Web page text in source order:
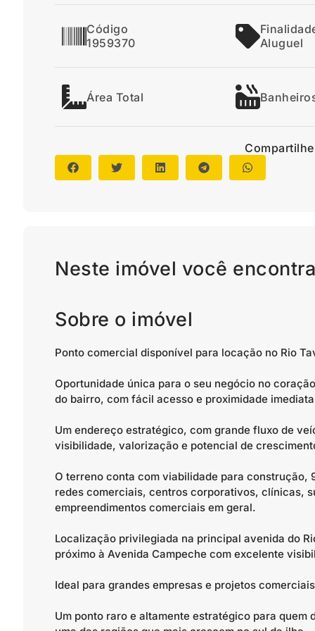
Código
1959370
Aluguel
Área Total
Neste imóvel você
Sobre o imóvel
Ponto comercial disponível para locação no Rio
Oportunidade única para o seu negócio no
do bairro, com fácil acesso e proximidade
Um endereço estratégico, com grande fluxo de
visibilidade, valorização e potencial de
O terreno conta com viabilidade para construção,
redes comerciais, centros corporativos, clínicas,
empreendimentos comerciais em geral.
Localização privilegiada na principal avenida do
próximo à Avenida Campeche com excelente
Ideal para grandes empresas e projetos
Um ponto raro e altamente estratégico para